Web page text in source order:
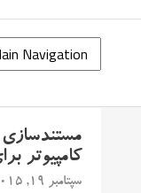
کامپیوتر
سپتامبر 19, 2015